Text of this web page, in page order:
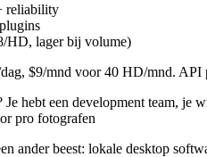
reliability
HD, lager bij volume)
$9/mnd voor 40 HD/mnd. API
Je hebt een development team, je
pro fotografen
ander beest: lokale desktop